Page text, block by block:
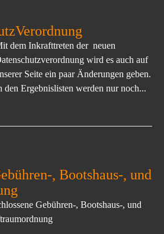
dem Inkrafttreten der neuen
wird es auch auf
Seite ein paar Änderungen geben.
den Ergebnislisten werden nur noch...
, Bootshaus-, und
Gebühren-, Bootshaus-, und